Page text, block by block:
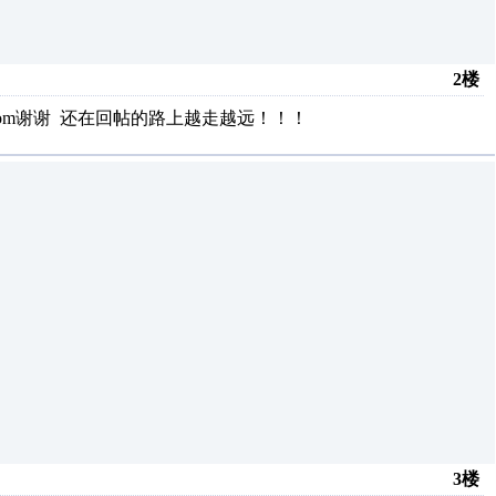
2楼
谢谢 还在回帖的路上越走越远！！！
3楼